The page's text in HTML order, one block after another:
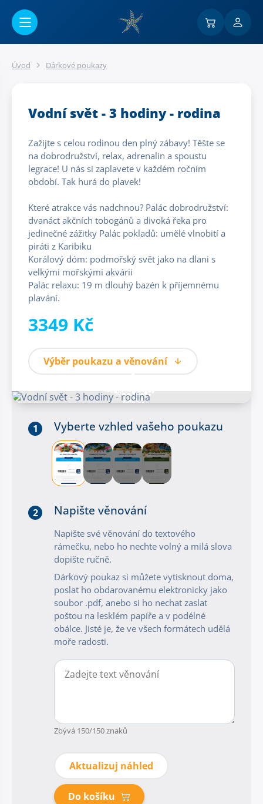
Úvod Dárkové poukazy
Vodní svět - 3 hodiny - rodina
Zažijte s celou rodinou den plný zábavy! Těšte se
na dobrodružství, relax, adrenalin a spoustu
legrace! U nás si zaplavete v každém ročním
období. Tak hurá do plavek!
Které atrakce vás nadchnou? Palác dobrodružství:
dvanáct akčních tobogánů a divoká řeka pro
jedinečné zážitky Palác pokladů: umělé vlnobití a
piráti z Karibiku
Korálový dóm: podmořský svět jako na dlani s
velkými mořskými akvárii
Palác relaxu: 19 m dlouhý bazén k příjemnému
plavání.
3349 Kč
Výběr poukazu a věnování
1 Vyberte vzhled vašeho poukazu
2 Napište věnování
Napište své věnování do textového
rámečku, nebo ho nechte volný a milá slova
dopište ručně.
Dárkový poukaz si můžete vytisknout doma,
poslat ho obdarovanému elektronicky jako
soubor .pdf, anebo si ho nechat zaslat
poštou na lesklém papíře a v podélné
obálce. Jisté je, že ve všech formátech udělá
moře radosti.
Zbývá 150/150 znaků
Aktualizuj náhled
Do košíku